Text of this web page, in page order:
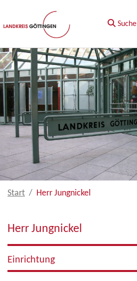
Zum Hauptinhalt springen
Suche
Start Herr Jungnickel
Herr Jungnickel
Einrichtung